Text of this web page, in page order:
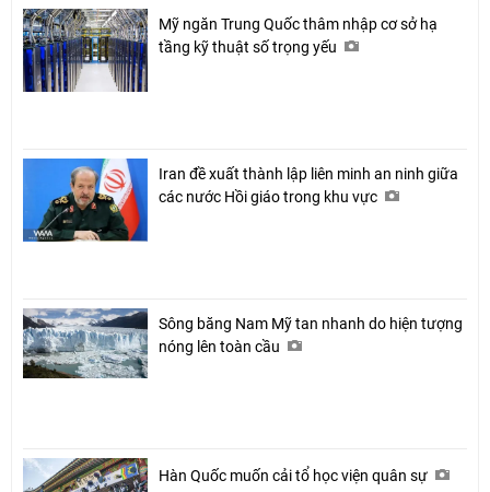
Mỹ ngăn Trung Quốc thâm nhập cơ sở hạ
tầng kỹ thuật số trọng yếu
Iran đề xuất thành lập liên minh an ninh giữa
các nước Hồi giáo trong khu vực
Sông băng Nam Mỹ tan nhanh do hiện tượng
nóng lên toàn cầu
Hàn Quốc muốn cải tổ học viện quân sự